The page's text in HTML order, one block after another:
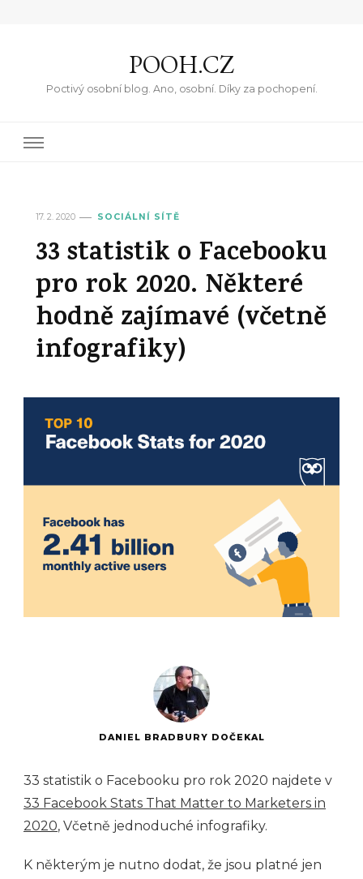
POOH.CZ
Poctivý osobní blog. Ano, osobní. Díky za pochopení.
17. 2. 2020 SOCIÁLNÍ SÍTĚ
33 statistik o Facebooku
pro rok 2020. Některé
hodně zajímavé (včetně
infografiky)
DANIEL BRADBURY DOČEKAL
33 statistik o Facebooku pro rok 2020 najdete v
33 Facebook Stats That Matter to Marketers in
2020, Včetně jednoduché infografiky.
K některým je nutno dodat, že jsou platné jen